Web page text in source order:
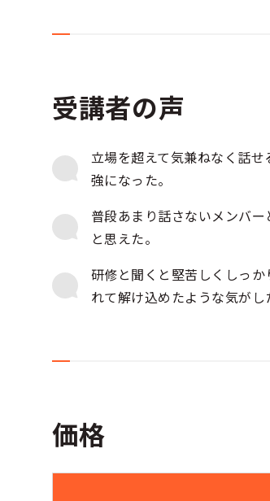
受講者の声
立場を超えて気兼ねなく話
強になった。
普段あまり話さないメンバ
と思えた。
研修と聞くと堅苦しくしっ
れて解け込めたような気がし
価格